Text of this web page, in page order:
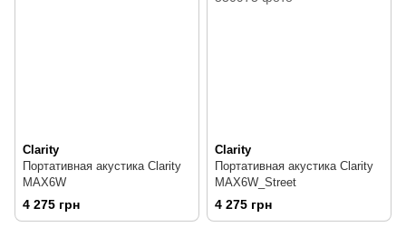
Clarity
Портативная акустика Clarity
MAX6W
4 275 грн
Clarity
Портативная акустика Clarity
MAX6W_Street
4 275 грн